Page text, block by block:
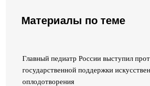
Материалы по теме
Главный педиатр России выступил
государственной поддержки
оплодотворения